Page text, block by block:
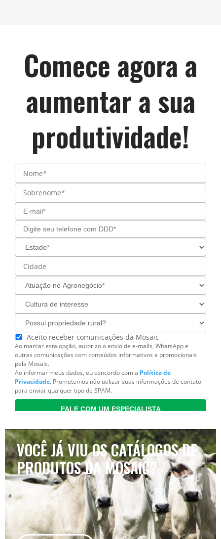
Comece agora a
aumentar a sua
produtividade!
VOCÊ JÁ VIU OS CATÁLOGOS DE
PRODUTOS DA MOSAIC?